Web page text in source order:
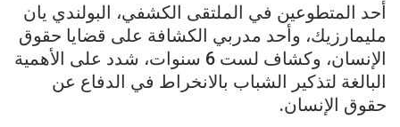
أحد المتطوعين في الملتقى الكشفي، البولندي يان
مليمارزيك، وأحد مدربي الكشافة على قضايا حقوق
الإنسان، وكشاف لست 6 سنوات، شدد على الأهمية
البالغة لتذكير الشباب بالانخراط في الدفاع عن
حقوق الإنسان.